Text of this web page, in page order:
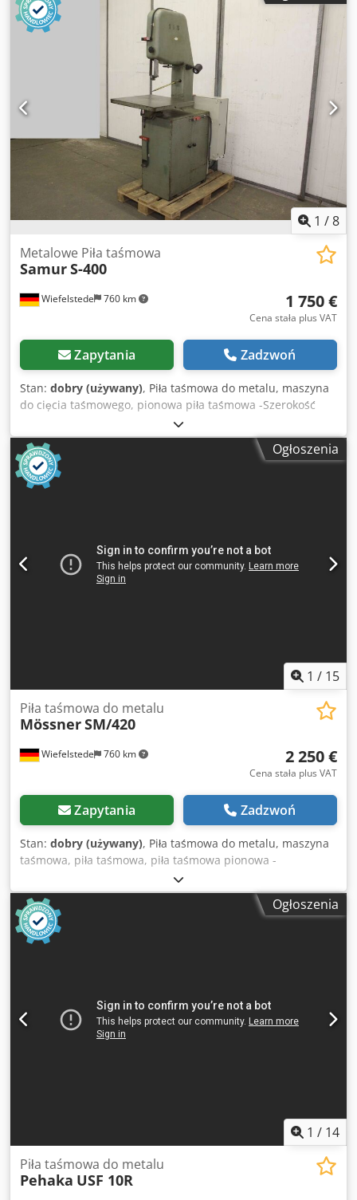
mm - Moc silnika: 1,1 kW - Taśma tnąca: długość 2780–2980
mm - Prędkość taśmy: regulowana - Stół roboczy: uchylny -
Urządzenie do zgrzewania taśmy: Ideal BSO - Wymiary:
1050/630/H1670 mm Dodpfxow N D Aas Aiysck - Waga: 414
1 /8
Wiefelstede 760 km
Metalowe Piła taśmowa
SamurS-400
1 750 €
Cena stała plus VAT
Zapytania Zadzwoń
Stan: dobry (używany), Piła taśmowa do metalu, maszyna
do cięcia taśmowego, pionowa piła taśmowa -Szerokość
przesuwu: 380 mm -Wysokość przejścia: 230 mm -Stół:
obrotowy -Prędkości: 12 sztuk min: 45 obr/min max: 800
obr/min. -Wymiary: 1150/715/H1900 mm Dodpjfiqrcjfx
Aiyock -Waga: 522 kg
Ogłoszenia
1 / 15
Wiefelstede 760 km
Piła taśmowa do metalu
MössnerSM/420
2 250 €
Cena stała plus VAT
Zapytania Zadzwoń
Stan: dobry (używany), Piła taśmowa do metalu, maszyna
taśmowa, piła taśmowa, piła taśmowa pionowa -
Producent: Mössner Rekord, piła taśmowa pionowa typ
SM/420 z urządzeniem do spawania taśmy tnącej -
Szerokość cięcia: maks. 400 mm - Wysokość cięcia: maks.
230 mm - Moc silnika: 1,1/1,7 kW - Napięcie: 380 V, 50 Hz,
4,6 / 3,6 A Dsdpfxshvtcio Aiyeck - Taśma tnąca: długość od
940/750/H1850 mm - Waga: 548 kg
Ogłoszenia
1 / 14
Piła taśmowa do metalu
Pehaka USF 10R